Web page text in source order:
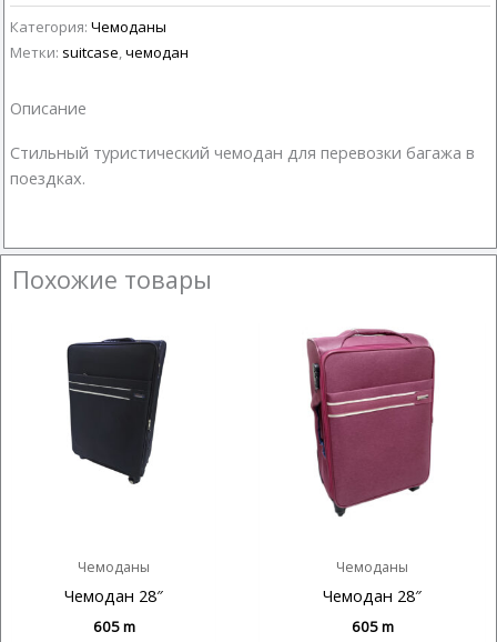
Категория: Чемоданы
Метки: suitcase чемодан
Описание
Стильный туристический чемодан для перевозки багажа в
поездках.
Похожие товары
Чемоданы
Чемодан 28″
605m
Чемоданы
Чемодан 28″
605m